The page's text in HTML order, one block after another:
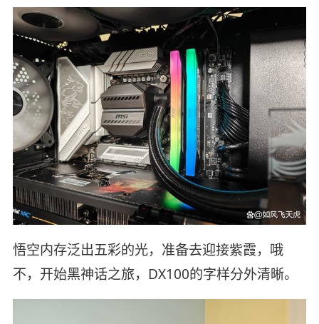
悟空内存泛出五彩的光，准备去迎接紫霞，哦
不，开始黑神话之旅，DX100的字样分外清晰。